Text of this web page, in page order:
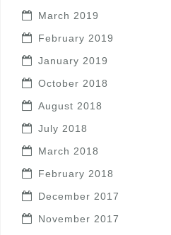
March 2019
February 2019
January 2019
October 2018
August 2018
July 2018
March 2018
February 2018
December 2017
November 2017